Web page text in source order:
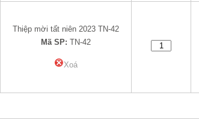
Thiệp mời tất niên 2023 TN-42
Mã SP: TN-42
Xoá